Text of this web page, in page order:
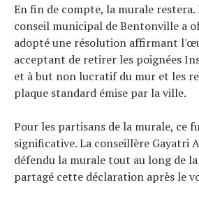
En fin de compte, la murale restera.
conseil municipal de Bentonville a
adopté une résolution affirmant
acceptant de retirer les poignées
et à but non lucratif du mur et les
plaque standard émise par la ville.
Pour les partisans de la murale, ce
significative. La conseillère Gayatri
défendu la murale tout au long de
partagé cette déclaration après le